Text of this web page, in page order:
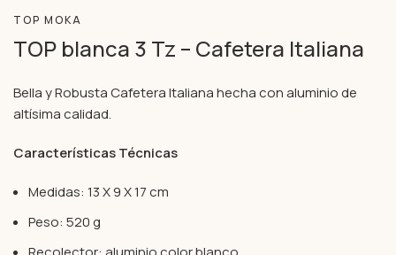
TOP MOKA
TOP blanca 3 Tz – Cafetera Italiana
Bella y Robusta Cafetera Italiana hecha con aluminio de
altísima calidad.
Características Técnicas
Medidas: 13 X 9 X 17 cm
Peso: 520 g